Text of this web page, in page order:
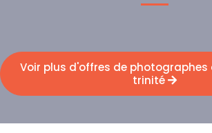
Voir plus d'offres de photographes
trinité